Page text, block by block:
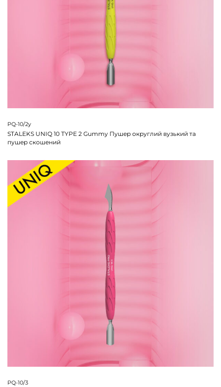
PQ-10/2y
STALEKS UNIQ 10 TYPE 2 Gummy Пушер округлий вузький та
пушер скошений
PQ-10/3